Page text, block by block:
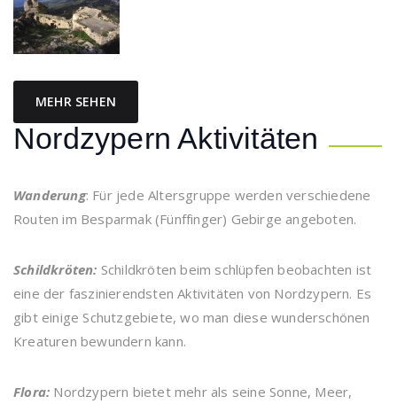
MEHR SEHEN
Nordzypern Aktivitäten
Wanderung: Für jede Altersgruppe werden verschiedene
Routen im Besparmak (Fünffinger) Gebirge angeboten.
Schildkröten: Schildkröten beim schlüpfen beobachten ist
eine der faszinierendsten Aktivitäten von Nordzypern. Es
gibt einige Schutzgebiete, wo man diese wunderschönen
Kreaturen bewundern kann.
Flora: Nordzypern bietet mehr als seine Sonne, Meer,